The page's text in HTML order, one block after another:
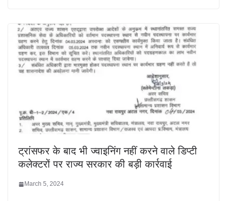
ट्रांसफर के बाद भी ज्वाइनिंग नहीं करने वाले डिप्टी
कलेक्टरों पर राज्य सरकार की बड़ी कार्रवाई
March 5, 2024